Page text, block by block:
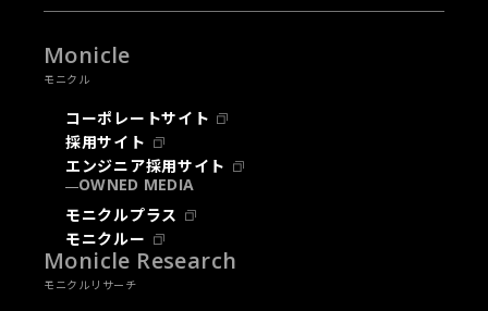
Monicle
モニクル
コーポレートサイト
採用サイト
エンジニア採用サイト
OWNED MEDIA
モニクルプラス
モニクルー
Monicle Research
モニクルリサーチ